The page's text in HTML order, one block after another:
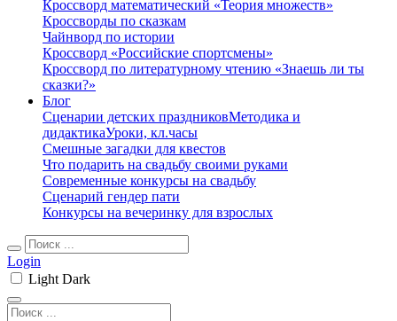
Кроссворд математический «Теория множеств»
Кроссворды по сказкам
Чайнворд по истории
Кроссворд «Российские спортсмены»
Кроссворд по литературному чтению «Знаешь ли ты
сказки?»
Блог
Сценарии детских праздниковМетодика и
дидактикаУроки, кл.часы
Смешные загадки для квестов
Что подарить на свадьбу своими руками
Современные конкурсы на свадьбу
Сценарий гендер пати
Конкурсы на вечеринку для взрослых
Login
Light Dark